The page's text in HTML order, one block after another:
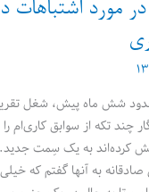
مورد اشتباهات
شش ماه پیش، شغل
چند تکه از سوابق کاری‌ام
کرده‌اند به یک سِمت
به آنها گفتم که خیلی